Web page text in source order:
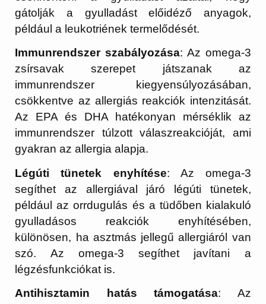
gátolják a gyulladást előidéző anyagok,
például a leukotriének termelődését.
Immunrendszer szabályozása: Az omega-3
zsírsavak szerepet játszanak az
immunrendszer kiegyensúlyozásában,
csökkentve az allergiás reakciók intenzitását.
Az EPA és DHA hatékonyan mérséklik az
immunrendszer túlzott válaszreakcióját, ami
gyakran az allergia alapja.
Légúti tünetek enyhítése: Az omega-3
segíthet az allergiával járó légúti tünetek,
például az orrdugulás és a tüdőben kialakuló
gyulladásos reakciók enyhítésében,
különösen, ha asztmás jellegű allergiáról van
szó. Az omega-3 segíthet javítani a
légzésfunkciókat is.
Antihisztamin hatás támogatása: Az